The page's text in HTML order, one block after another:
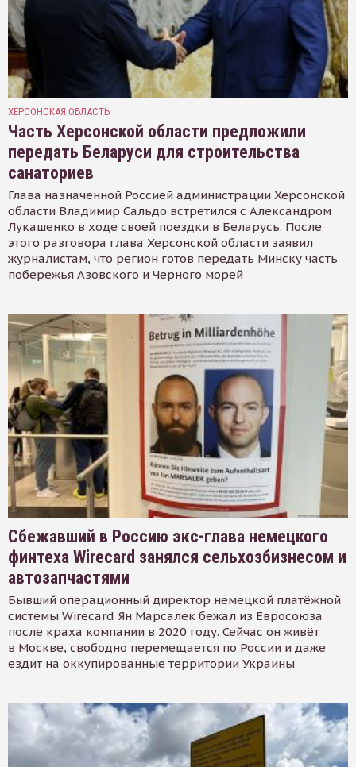
ХЕРСОНСКАЯ ОБЛАСТЬ
Часть Херсонской области предложили
передать Беларуси для строительства
санаториев
Глава назначенной Россией администрации Херсонской
области Владимир Сальдо встретился с Александром
Лукашенко в ходе своей поездки в Беларусь. После
этого разговора глава Херсонской области заявил
журналистам, что регион готов передать Минску часть
побережья Азовского и Черного морей
Сбежавший в Россию экс-глава немецкого
финтеха Wirecard занялся сельхозбизнесом и
автозапчастями
Бывший операционный директор немецкой платёжной
системы Wirecard Ян Марсалек бежал из Евросоюза
после краха компании в 2020 году. Сейчас он живёт
в Москве, свободно перемещается по России и даже
ездит на оккупированные территории Украины